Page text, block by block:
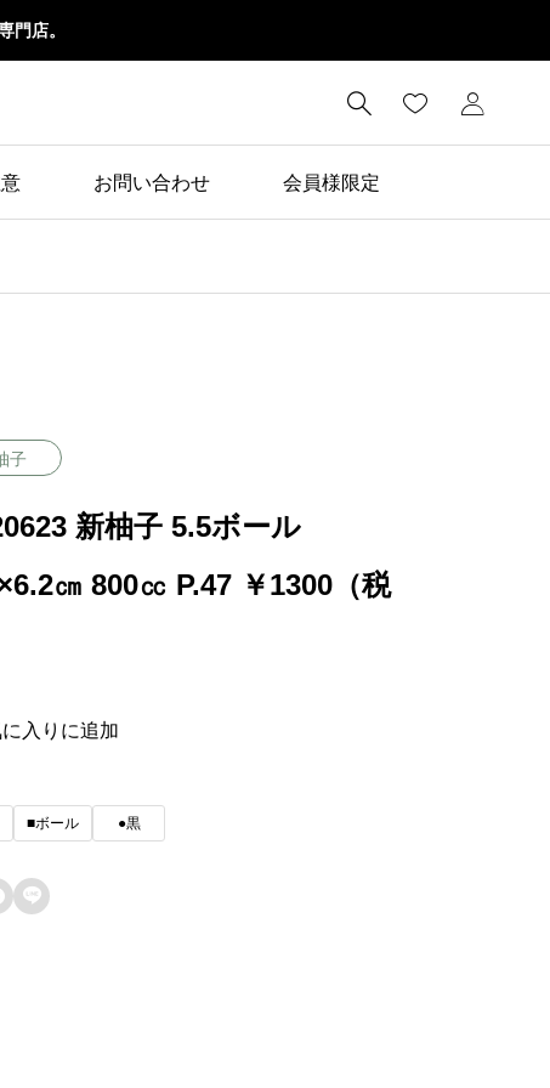
門店。

お問い合わせ 会員様限定
子
新柚子 5.5ボール
㎝ 800㏄ P.47 ￥1300（税
入りに追加
■ボール ●黒
